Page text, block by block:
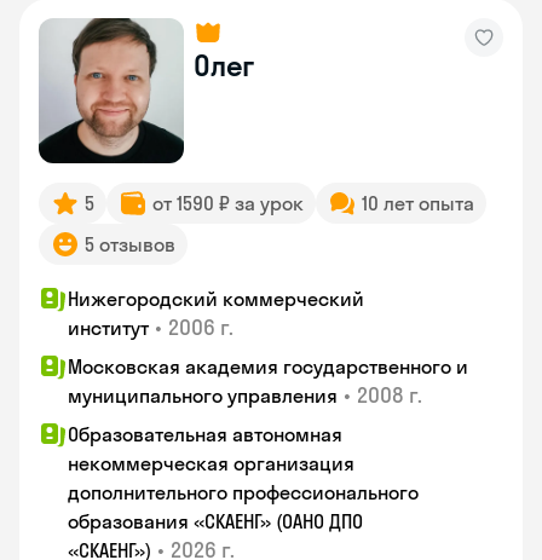
Олег
5 от 1590 ₽ за урок
10 лет опыта
5 отзывов
Нижегородский коммерческий
институт • 2006 г.
Московская академия государственного и
муниципального управления • 2008 г.
Образовательная автономная
некоммерческая организация
дополнительного профессионального
образования «СКАЕНГ» (ОАНО ДПО
«СКАЕНГ») • 2026 г.